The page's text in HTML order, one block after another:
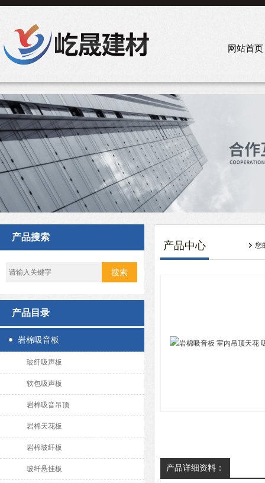
网站首页
产品搜索
产品目录
岩棉吸音板
玻纤吸声板
软包吸声板
岩棉吸音吊顶
岩棉天花板
岩棉玻纤板
玻纤悬挂板
产品中心 您
产品详细资料：